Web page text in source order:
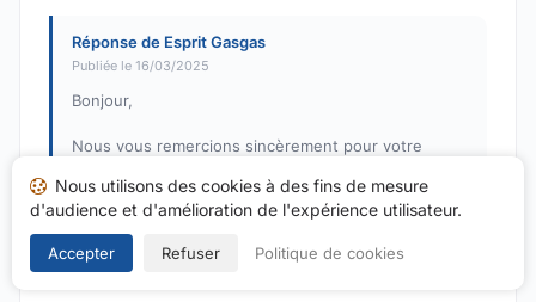
Réponse de Esprit Gasgas
Publiée le 16/03/2025
Bonjour,
Nous vous remercions sincèrement pour votre
sommes ravis d'apprendre que vous avez trouvé
notre service rapide et à la hauteur de vos attentes.
N’hésitez pas à revenir vers nous pour toute autre
demande !
Nous utilisons des cookies à des fins de mesure
d'audience et d'amélioration de l'expérience utilisateur.
Accepter Refuser Politique de cookies